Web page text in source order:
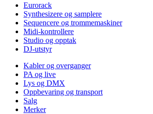
Eurorack
Synthesizere og samplere
Sequencere og trommemaskiner
Midi-kontrollere
Studio og opptak
DJ-utstyr
Kabler og overganger
PA og live
Lys og DMX
Oppbevaring og transport
Salg
Merker